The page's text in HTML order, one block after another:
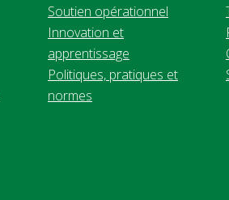
Soutien opérationnel
Innovation et
apprentissage
Politiques, pratiques et
normes